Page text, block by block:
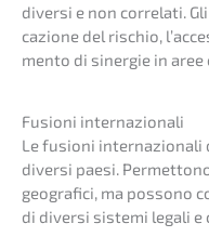
diver­si e non corre­la­ti.
ca­zio­ne del rischio,
men­to di siner­gie in aree
Fusio­ni internazionali
Le fusio­ni inter­na­zio­na­li
diver­si paesi.
geogra­fi­ci, ma posso­no
di diver­si siste­mi legali e